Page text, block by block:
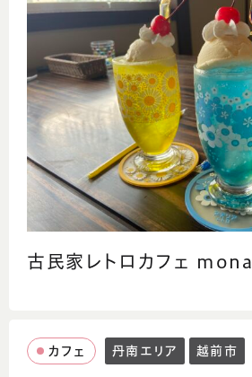
古民家レトロカフェ mona
カフェ 丹南エリア 越前市